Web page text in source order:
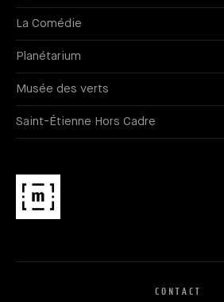
La Comédie
Planétarium
Musée des verts
Saint-Étienne Hors Cadre
CONTACT